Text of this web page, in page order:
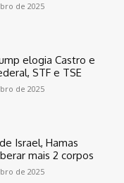
de 2025
elogia Castro e
STF e TSE
de 2025
Israel, Hamas
mais 2 corpos
de 2025